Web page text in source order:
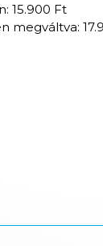
15.900 Ft
megváltva: